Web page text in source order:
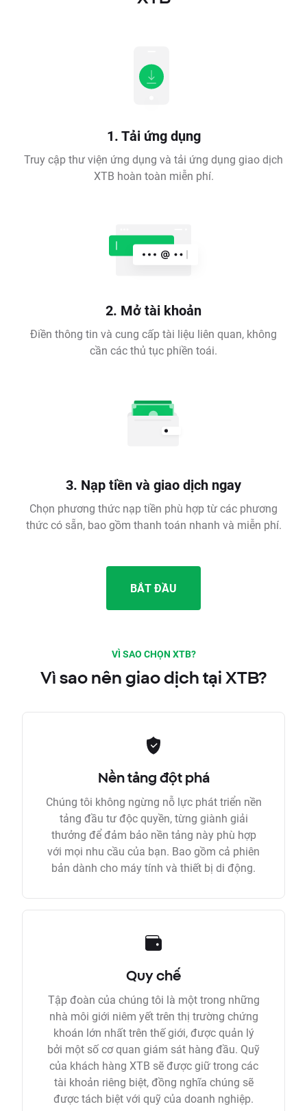
1. Tải ứng dụng
Truy cập thư viện ứng dụng và tải ứng dụng giao dịch
XTB hoàn toàn miễn phí.
2. Mở tài khoản
Điền thông tin và cung cấp tài liệu liên quan, không
cần các thủ tục phiền toái.
3. Nạp tiền và giao dịch ngay
Chọn phương thức nạp tiền phù hợp từ các phương
thức có sẵn, bao gồm thanh toán nhanh và miễn phí.
BẮT ĐẦU
VÌ SAO CHỌN XTB?
Vì sao nên giao dịch tại XTB?
Nền tảng đột phá
Chúng tôi không ngừng nỗ lực phát triển nền
tảng đầu tư độc quyền, từng giành giải
thưởng để đảm bảo nền tảng này phù hợp
với mọi nhu cầu của bạn. Bao gồm cả phiên
bản dành cho máy tính và thiết bị di động.
Quy chế
Tập đoàn của chúng tôi là một trong những
nhà môi giới niêm yết trên thị trường chứng
khoán lớn nhất trên thế giới, được quản lý
bởi một số cơ quan giám sát hàng đầu. Quỹ
của khách hàng XTB sẽ được giữ trong các
tài khoản riêng biệt, đồng nghĩa chúng sẽ
được tách biệt với quỹ của doanh nghiệp.